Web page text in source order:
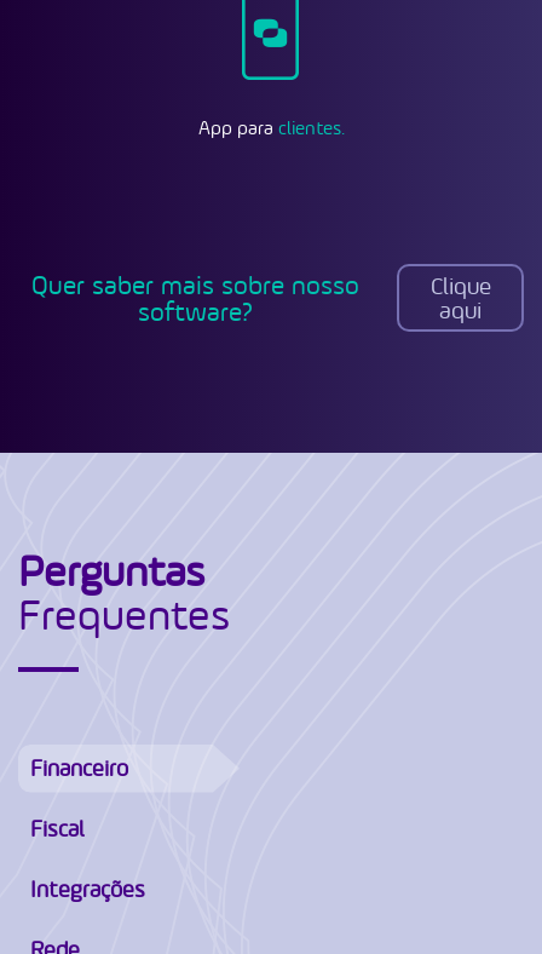
App para clientes.
Quer saber mais sobre nosso
software?
Clique
aqui
Perguntas
Frequentes
Financeiro
Fiscal
Integrações